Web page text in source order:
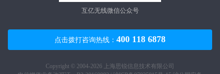
互亿无线微信公众号
点击拨打咨询热线： 400 118 6878
Copyright © 2004-2026 上海思锐信息技术有限公司